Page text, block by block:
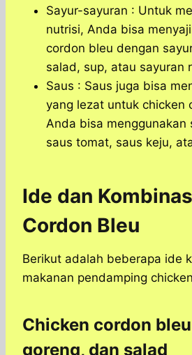
Sayur-sayuran : Untuk
nutrisi, Anda bisa
cordon bleu dengan
salad, sup, atau sayuran
Saus : Saus juga bisa
yang lezat untuk chicken
Anda bisa menggunakan
saus tomat, saus keju,
Ide dan
Cordon Bleu
Berikut adalah beberapa ide
makanan pendamping
Chicken cordon
goreng, dan salad